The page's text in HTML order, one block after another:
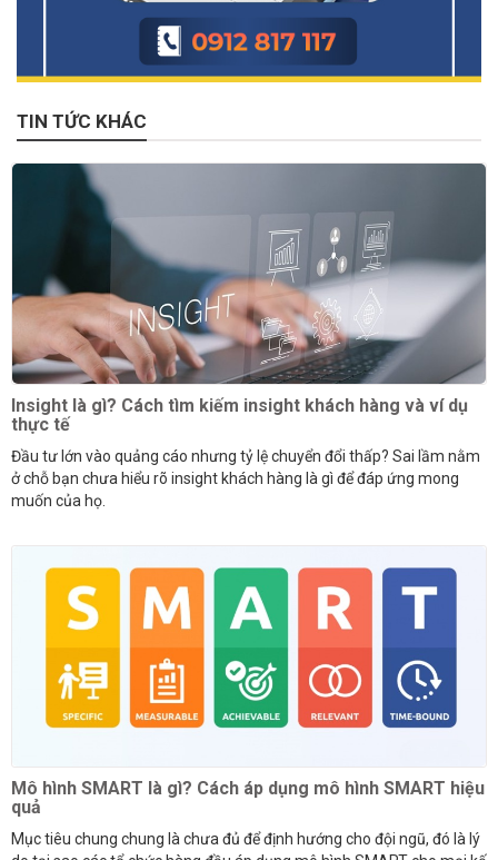
TIN TỨC KHÁC
Insight là gì? Cách tìm kiếm insight khách hàng và ví dụ
thực tế
Đầu tư lớn vào quảng cáo nhưng tỷ lệ chuyển đổi thấp? Sai lầm nằm
ở chỗ bạn chưa hiểu rõ insight khách hàng là gì để đáp ứng mong
muốn của họ.
Mô hình SMART là gì? Cách áp dụng mô hình SMART hiệu
quả
Mục tiêu chung chung là chưa đủ để định hướng cho đội ngũ, đó là lý